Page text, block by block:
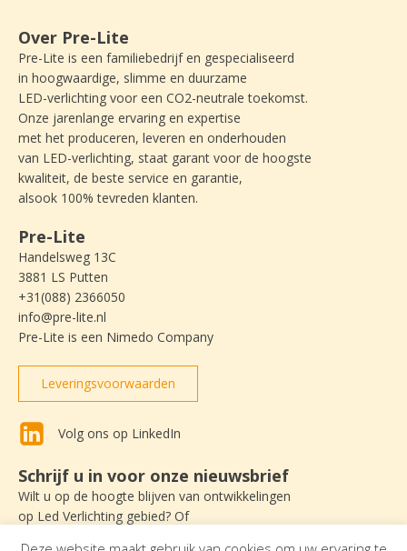
Over Pre-Lite
Pre-Lite is een familiebedrijf en gespecialiseerd
in hoogwaardige, slimme en duurzame
LED-verlichting voor een CO2-neutrale toekomst.
Onze jarenlange ervaring en expertise
met het produceren, leveren en onderhouden
van LED-verlichting, staat garant voor de hoogste
kwaliteit, de beste service en garantie,
alsook 100% tevreden klanten.
Pre-Lite
Handelsweg 13C
3881 LS Putten
+31(088) 2366050
info@pre-lite.nl
Pre-Lite is een Nimedo Company
Leveringsvoorwaarden
Volg ons op LinkedIn
Schrijf u in voor onze nieuwsbrief
Wilt u op de hoogte blijven van ontwikkelingen
op Led Verlichting gebied? Of